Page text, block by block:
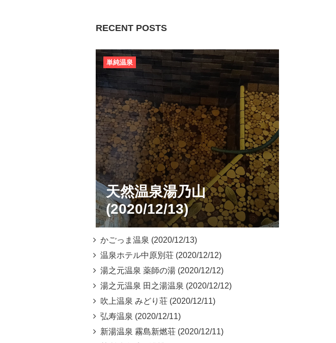
RECENT POSTS
天然温泉湯乃山
(2020/12/13)
単純温泉
かごっま温泉 (2020/12/13)
温泉ホテル中原別荘 (2020/12/12)
湯之元温泉 薬師の湯 (2020/12/12)
湯之元温泉 田之湯温泉 (2020/12/12)
吹上温泉 みどり荘 (2020/12/11)
弘寿温泉 (2020/12/11)
新湯温泉 霧島新燃荘 (2020/12/11)